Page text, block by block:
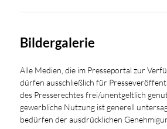
Bildergalerie
Alle Medien, die im Presseportal zur
dürfen ausschließlich für
des Presserechtes frei/unentgeltlich
gewerbliche Nutzung ist generell
bedürfen der ausdrücklichen